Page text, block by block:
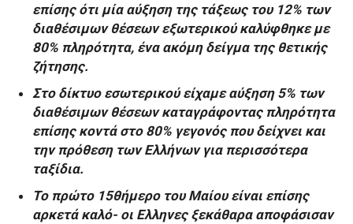
επίσης ότι μία αύξηση της τάξεως του 12% των
διαθέσιμων θέσεων εξωτερικού καλύφθηκε με
80% πληρότητα, ένα ακόμη δείγμα της θετικής
ζήτησης.
Στο δίκτυο εσωτερικού είχαμε αύξηση 5% των
διαθέσιμων θέσεων καταγράφοντας πληρότητα
επίσης κοντά στο 80% γεγονός που δείχνει και
την πρόθεση των Ελλήνων για περισσότερα
ταξίδια.
Το πρώτο 15θήμερο του Μαίου είναι επίσης
αρκετά καλό- οι Ελληνες ξεκάθαρα αποφάσισαν